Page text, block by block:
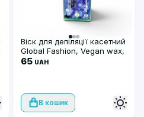
Віск для депіляції касетний
Global Fashion, Vegan wax,
100мл, Azulene
65 UAH
В кошик